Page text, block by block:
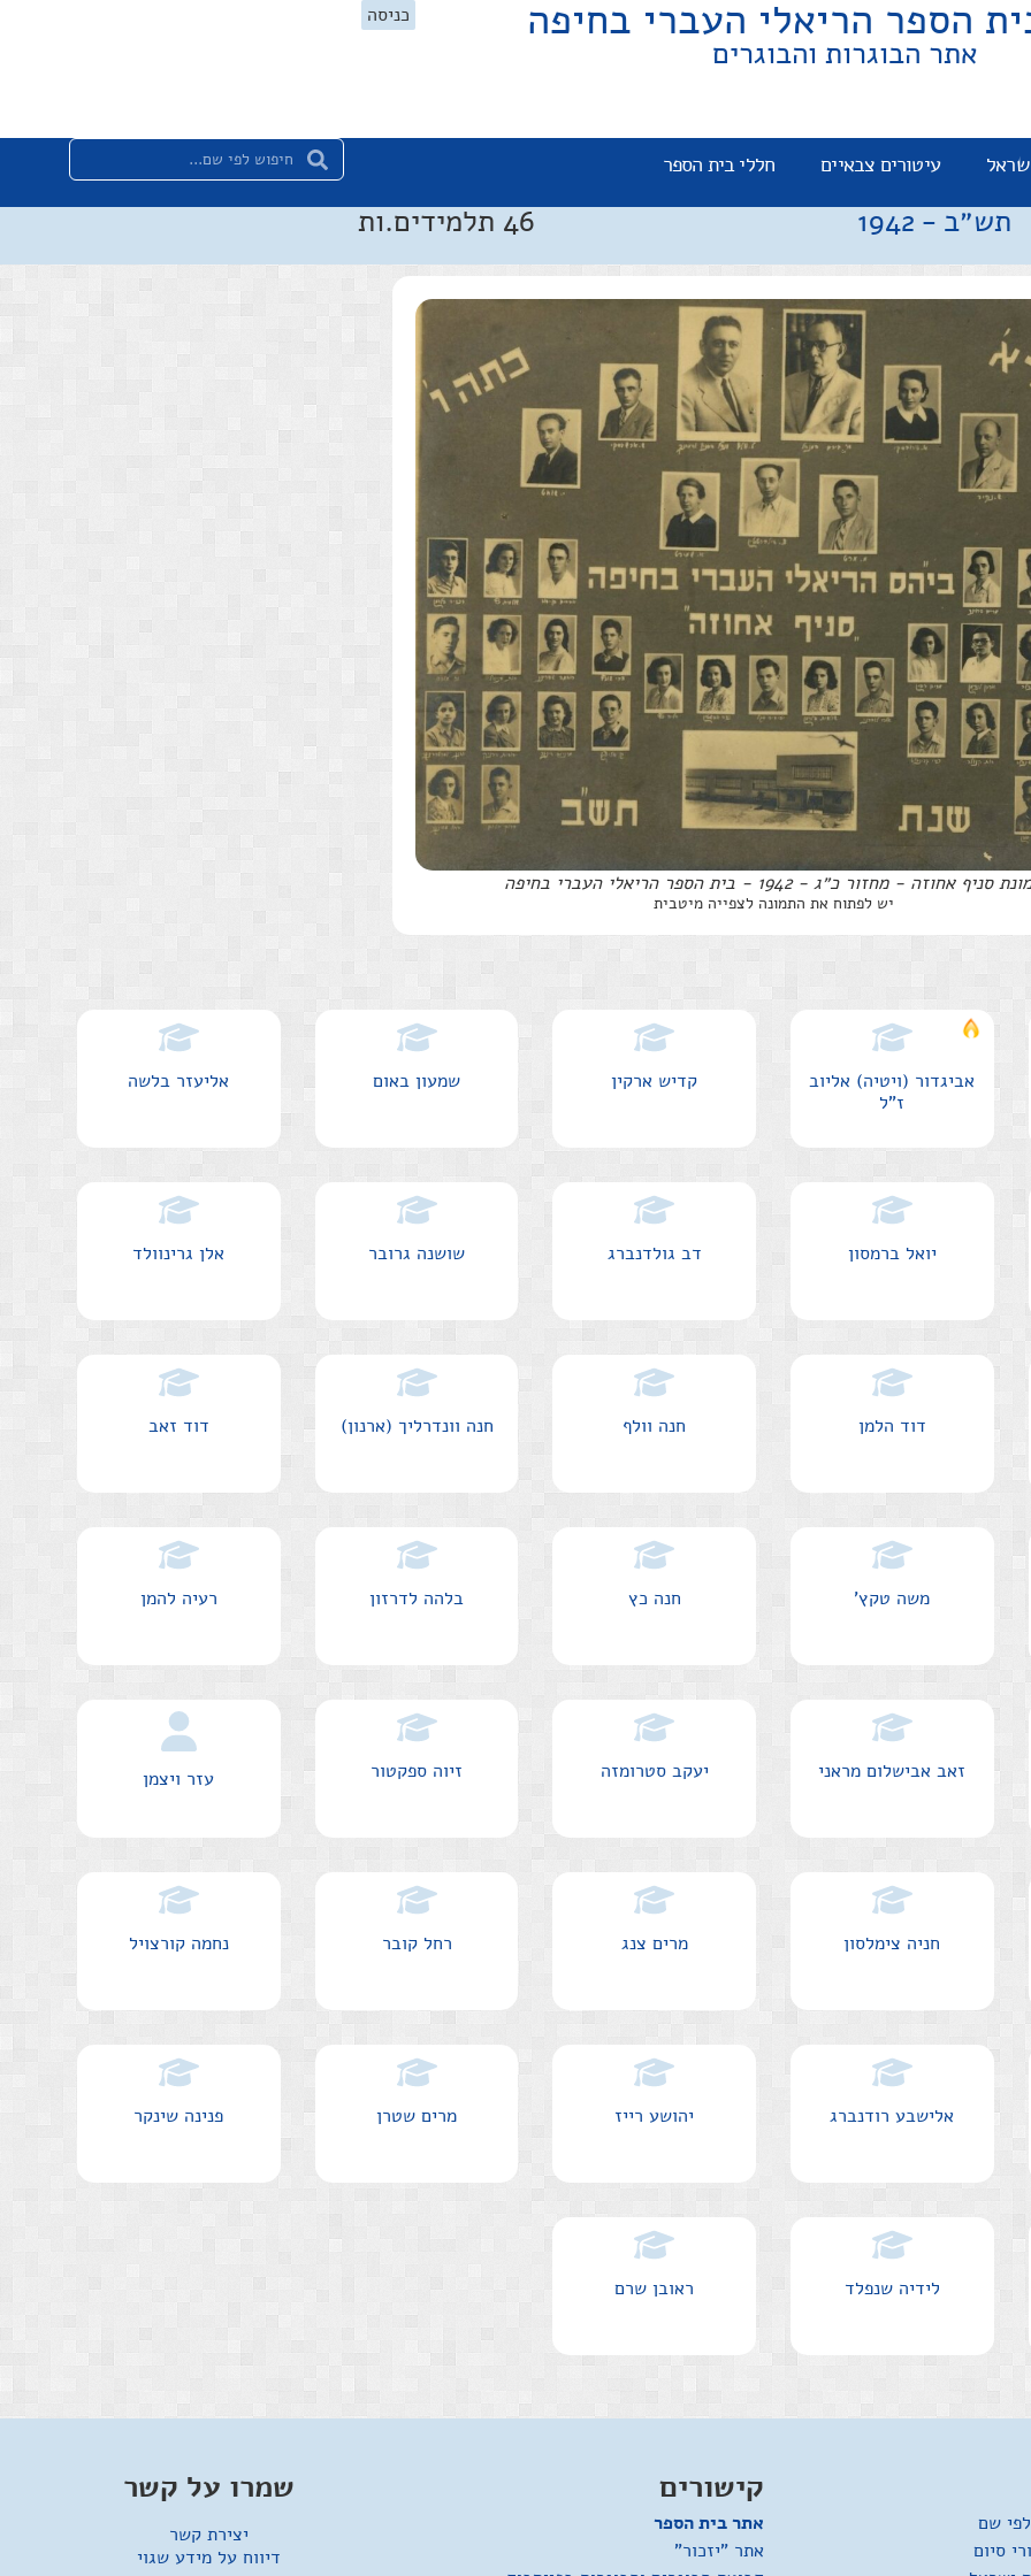
הספר הריאלי העברי בחיפה
אתר הבוגרות והבוגרים
כניסה
עיטורים צבאיים חללי בית הספר
תש״ב -
1942 46 תלמידים.ות
סניף אחוזה - מחזור כ״ג - 1942 - בית הספר הריאלי העברי בחיפה
יש לפתוח את התמונה לצפייה מיטבית
אביגדור (ויטיה) אליוב
ז"ל
קדיש ארקין שמעון באום אליעזר בלשה
יואל ברמסון דב גולדנברג שושנה גרובר אלן גרינוולד
דוד הלמן חנה וולף חנה וונדרליך (ארנון) דוד זאב
משה טקץ' חנה כץ בלהה לדרזון רעיה להמן
זאב אבישלום מראני יעקב סטרומזה זיוה ספקטור עזר ויצמן
חניה צימלסון מרים צנג רחל קובר נחמה קורצויל
אלישבע רודנברג יהושע רייז מרים שטרן פנינה שינקר
לידיה שנפלד ראובן שרם
שם
סיום
קישורים
אתר בית הספר
אתר "יזכור"
שמרו על קשר
יצירת קשר
דיווח על מידע שגוי